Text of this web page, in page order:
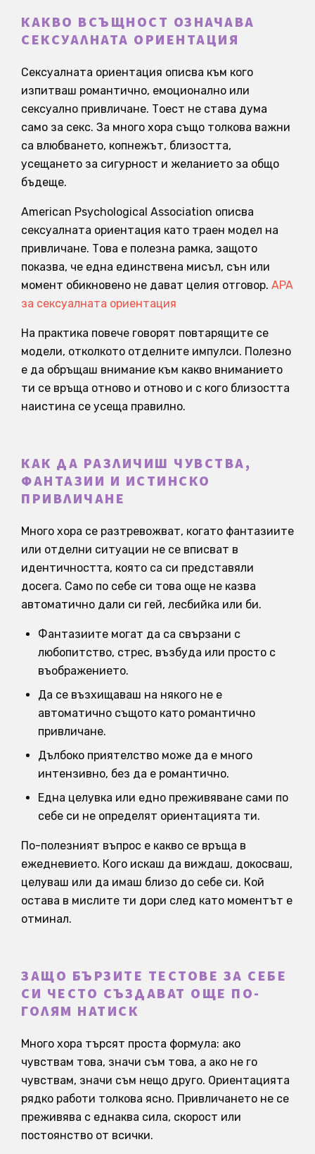
КАКВО ВСЪЩНОСТ ОЗНАЧАВА
СЕКСУАЛНАТА ОРИЕНТАЦИЯ
Сексуалната ориентация описва към кого
изпитваш романтично, емоционално или
сексуално привличане. Тоест не става дума
само за секс. За много хора също толкова важни
са влюбването, копнежът, близостта,
усещането за сигурност и желанието за общо
бъдеще.
American Psychological Association описва
сексуалната ориентация като траен модел на
привличане. Това е полезна рамка, защото
показва, че една единствена мисъл, сън или
момент обикновено не дават целия отговор. APA
за сексуалната ориентация
На практика повече говорят повтарящите се
модели, отколкото отделните импулси. Полезно
е да обръщаш внимание към какво вниманието
ти се връща отново и отново и с кого близостта
наистина се усеща правилно.
КАК ДА РАЗЛИЧИШ ЧУВСТВА,
ФАНТАЗИИ И ИСТИНСКО
ПРИВЛИЧАНЕ
Много хора се разтревожват, когато фантазиите
или отделни ситуации не се вписват в
идентичността, която са си представяли
досега. Само по себе си това още не казва
автоматично дали си гей, лесбийка или би.
Фантазиите могат да са свързани с
любопитство, стрес, възбуда или просто с
въображението.
Да се възхищаваш на някого не е
автоматично същото като романтично
привличане.
Дълбоко приятелство може да е много
интензивно, без да е романтично.
Една целувка или едно преживяване сами по
себе си не определят ориентацията ти.
По-полезният въпрос е какво се връща в
ежедневието. Кого искаш да виждаш, докосваш,
целуваш или да имаш близо до себе си. Кой
остава в мислите ти дори след като моментът е
отминал.
ЗАЩО БЪРЗИТЕ ТЕСТОВЕ ЗА СЕБЕ
СИ ЧЕСТО СЪЗДАВАТ ОЩЕ ПО-
ГОЛЯМ НАТИСК
Много хора търсят проста формула: ако
чувствам това, значи съм това, а ако не го
чувствам, значи съм нещо друго. Ориентацията
рядко работи толкова ясно. Привличането не се
преживява с еднаква сила, скорост или
постоянство от всички.